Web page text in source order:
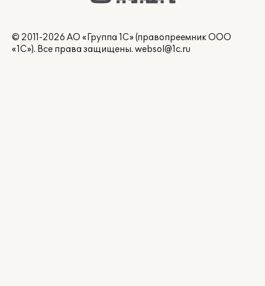
© 2011-2026 АО «Группа 1С» (правопреемник ООО
«1С»). Все права защищены. websol@1c.ru